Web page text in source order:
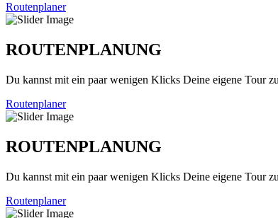
Routenplaner
ROUTENPLANUNG
Du kannst mit ein paar wenigen Klicks Deine eigene Tour
Routenplaner
ROUTENPLANUNG
Du kannst mit ein paar wenigen Klicks Deine eigene Tour
Routenplaner